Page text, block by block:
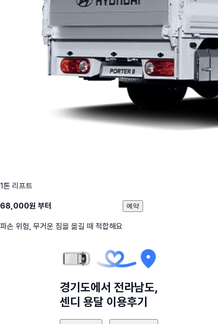
1톤 리프트
68,000원 부터
파손 위험, 무거운 짐을 옮길 때 적합해요
예약
경기도에서 전라남도,
센디 용달 이용후기